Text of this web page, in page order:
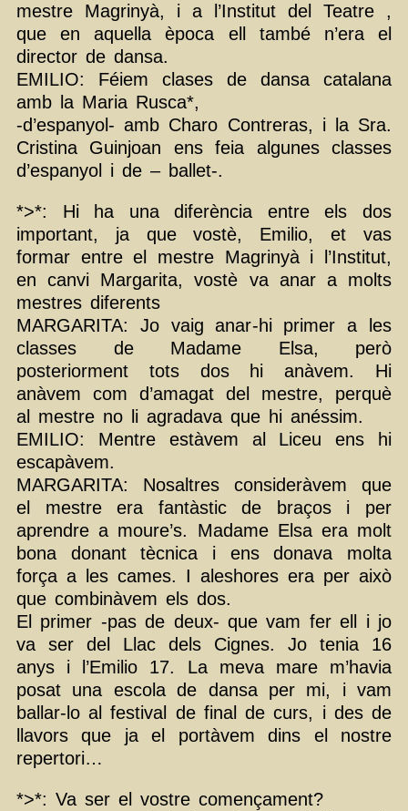
mestre Magrinyà, i a l’Institut del Teatre ,
que en aquella època ell també n’era el
director de dansa.
EMILIO: Féiem clases de dansa catalana
amb la Maria Rusca*,
-d’espanyol- amb Charo Contreras, i la Sra.
Cristina Guinjoan ens feia algunes classes
d’espanyol i de – ballet-.
*>*: Hi ha una diferència entre els dos
important, ja que vostè, Emilio, et vas
formar entre el mestre Magrinyà i l’Institut,
en canvi Margarita, vostè va anar a molts
mestres diferents
MARGARITA: Jo vaig anar-hi primer a les
classes de Madame Elsa, però
posteriorment tots dos hi anàvem. Hi
anàvem com d’amagat del mestre, perquè
al mestre no li agradava que hi anéssim.
EMILIO: Mentre estàvem al Liceu ens hi
escapàvem.
MARGARITA: Nosaltres consideràvem que
el mestre era fantàstic de braços i per
aprendre a moure’s. Madame Elsa era molt
bona donant tècnica i ens donava molta
força a les cames. I aleshores era per això
que combinàvem els dos.
El primer -pas de deux- que vam fer ell i jo
va ser del Llac dels Cignes. Jo tenia 16
anys i l’Emilio 17. La meva mare m’havia
posat una escola de dansa per mi, i vam
ballar-lo al festival de final de curs, i des de
llavors que ja el portàvem dins el nostre
repertori…
*>*: Va ser el vostre començament?